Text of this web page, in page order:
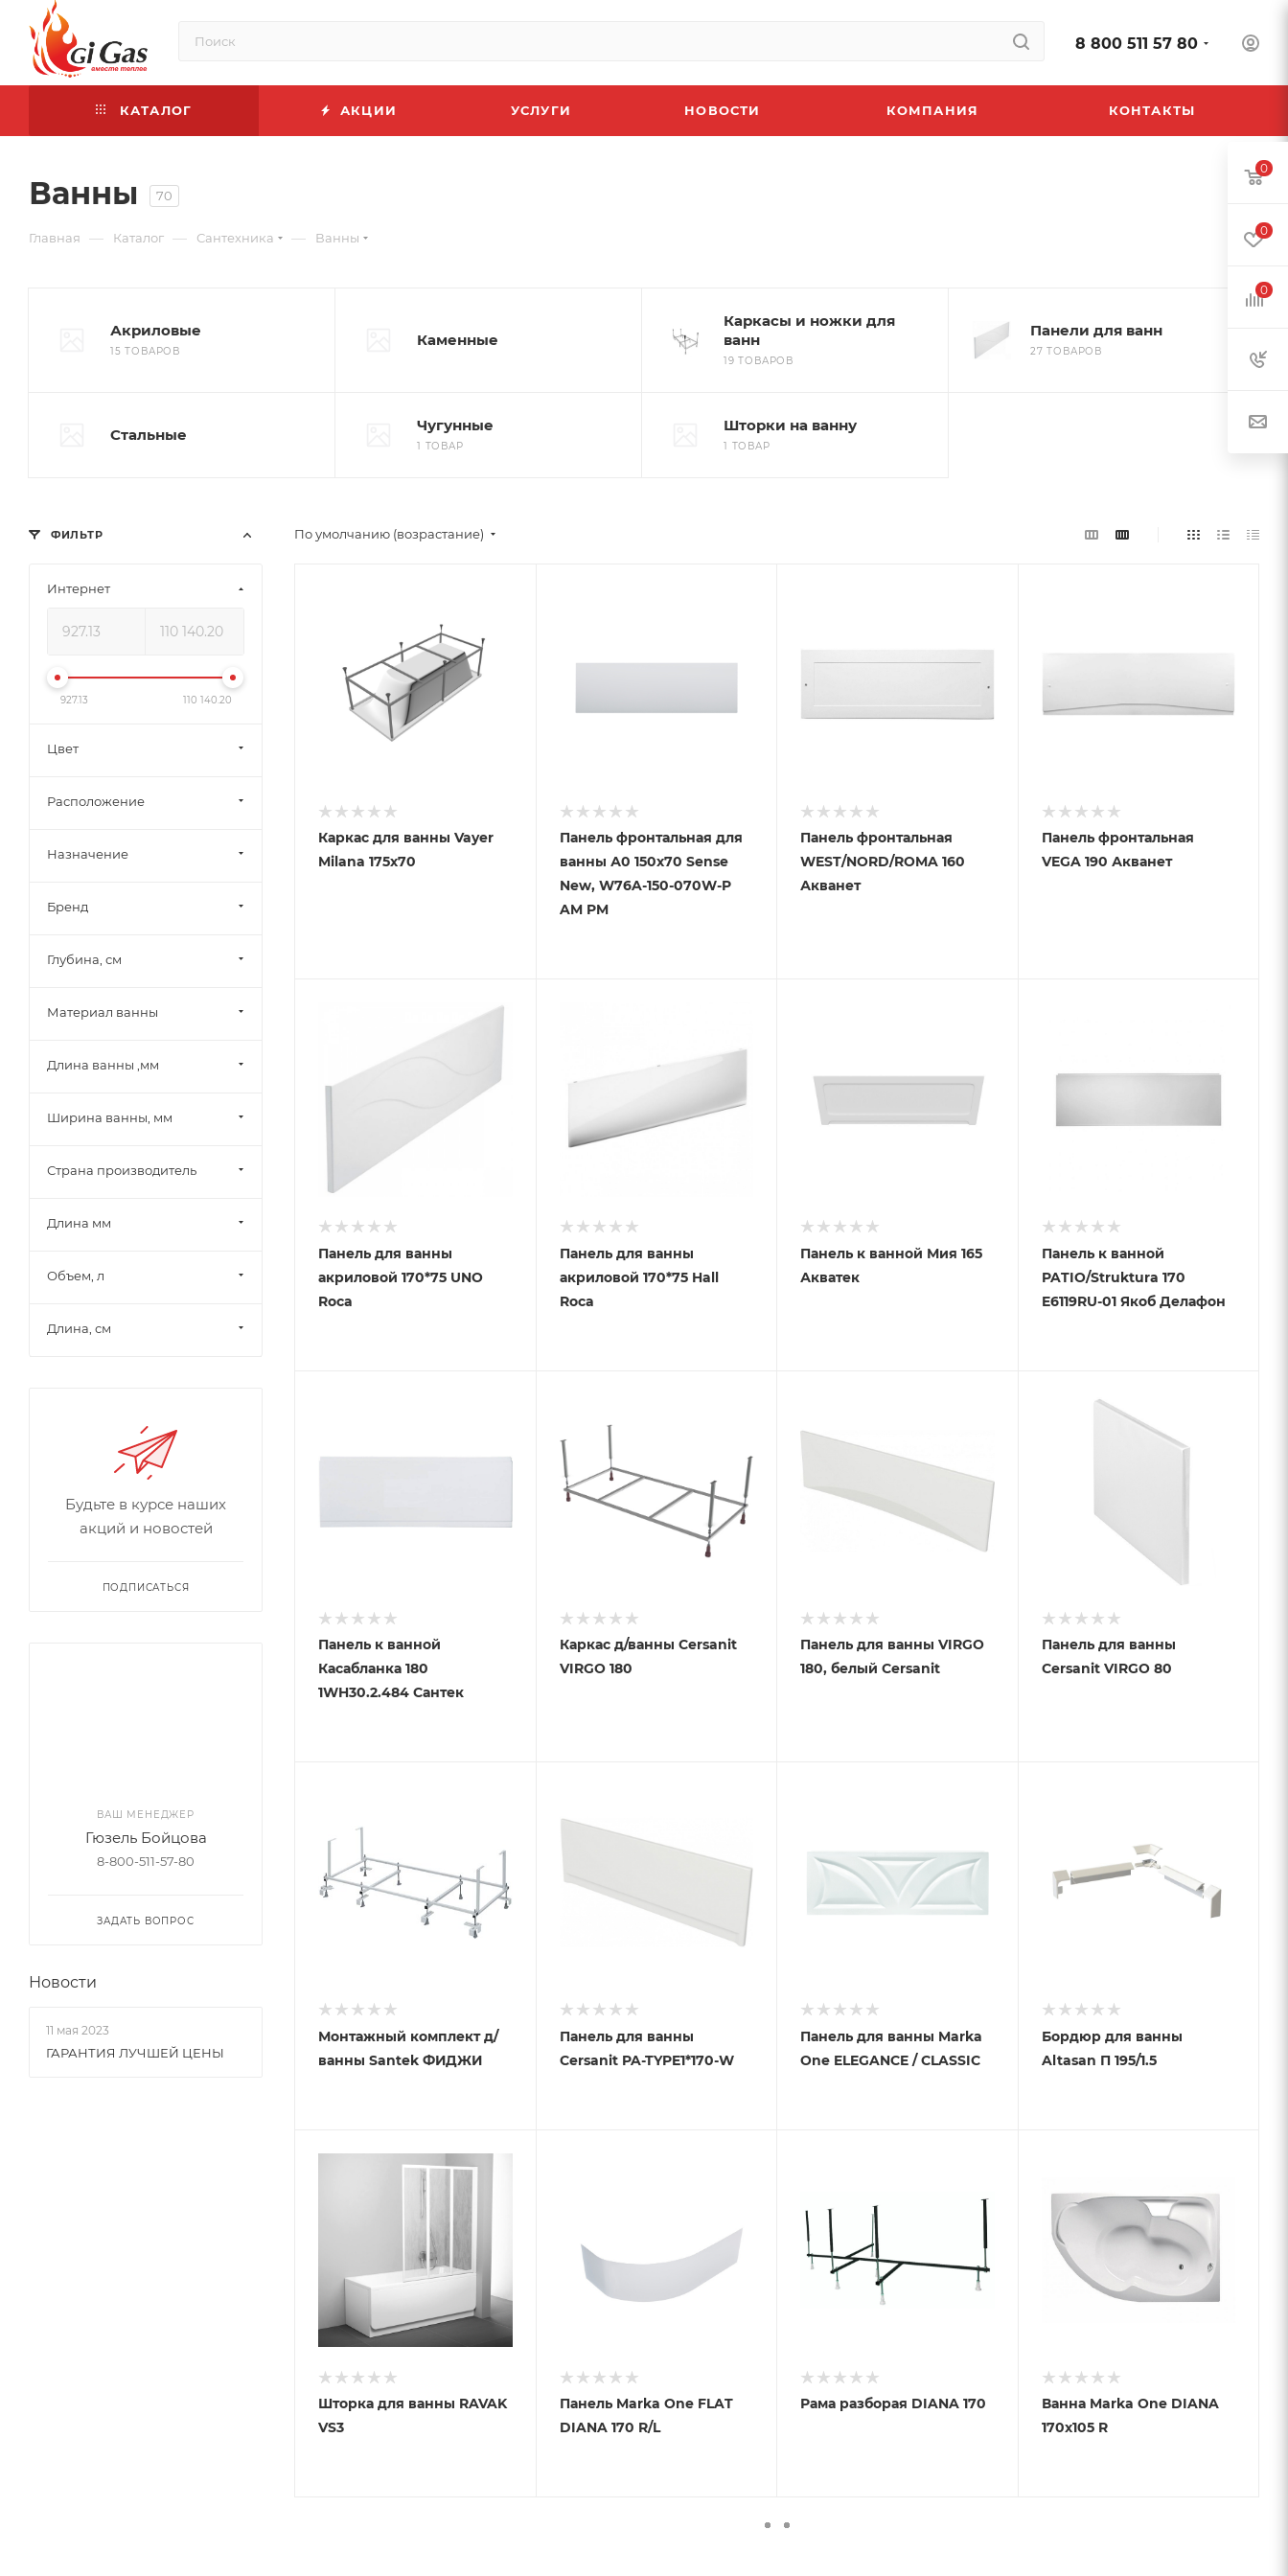
8 800 511 57 80
КАТАЛОГ АКЦИИ УСЛУГИ НОВОСТИ КОМПАНИЯ КОНТАКТЫ
Ванны 70
Главная — Каталог — Сантехника — Ванны
Акриловые
15 ТОВАРОВ
Каменные
Каркасы и ножки для
ванн
19 ТОВАРОВ
Панели для ванн
27 ТОВАРОВ
Стальные
Чугунные
1 ТОВАР
Шторки на ванну
1 ТОВАР
По умолчанию (возрастание)
Каркас для ванны Vayer
Milana 175х70
Панель фронтальная для
ванны А0 150х70 Sense
New, W76A-150-070W-P
AM PM
Панель фронтальная
WEST/NORD/ROMA 160
Акванет
Панель фронтальная
VEGA 190 Акванет
Панель для ванны
акриловой 170*75 UNO
Roca
Панель для ванны
акриловой 170*75 Hall
Roca
Панель к ванной Мия 165
Акватек
Панель к ванной
PATIO/Struktura 170
E6119RU-01 Якоб Делафон
Панель к ванной
Касабланка 180
1WH30.2.484 Сантек
Каркас д/ванны Cersanit
VIRGO 180
Панель для ванны VIRGO
180, белый Cersanit
Панель для ванны
Cersanit VIRGO 80
Монтажный комплект д/
ванны Santek ФИДЖИ
Панель для ванны
Cersanit PA-TYPE1*170-W
Панель для ванны Marka
One ELEGANCE / CLASSIC
Бордюр для ванны
Altasan П 195/1.5
Шторка для ванны RAVAK
VS3
Панель Marka One FLAT
DIANA 170 R/L
Рама разборая DIANA 170
Ванна Marka One DIANA
170x105 R
ФИЛЬТР
Интернет
927.13 110 140.20
Цвет
Расположение
Назначение
Бренд
Глубина, см
Материал ванны
Длина ванны ,мм
Ширина ванны, мм
Страна производитель
Длина мм
Объем, л
Длина, см
Будьте в курсе наших
акций и новостей
ПОДПИСАТЬСЯ
ВАШ МЕНЕДЖЕР
Гюзель Бойцова
8-800-511-57-80
ЗАДАТЬ ВОПРОС
Новости
11 мая 2023
ГАРАНТИЯ ЛУЧШЕЙ ЦЕНЫ
0
0
0